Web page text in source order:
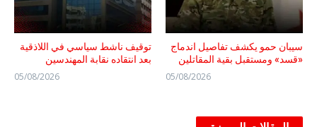
سيبان حمو يكشف تفاصيل اندماج
«قسد» ومستقبل بقية المقاتلين
05/08/2026
توقيف ناشط سياسي في اللاذقية
بعد انتقاده نقابة المهندسين
05/08/2026